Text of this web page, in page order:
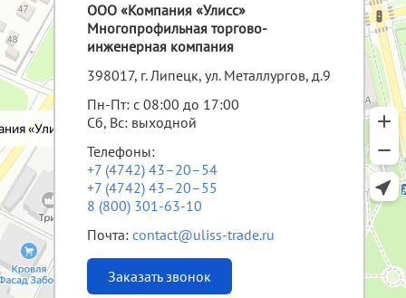
ООО «Компания «Улисс»
Многопрофильная торгово-
инженерная компания
398017, г. Липецк, ул. Металлургов, д.9
Пн-Пт: с 08:00 до 17:00
Сб, Вс: выходной
Телефоны:
+7 (4742) 43–20–54
+7 (4742) 43–20–55
8 (800) 301-63-10
Почта:contact@uliss-trade.ru
Заказать звонок